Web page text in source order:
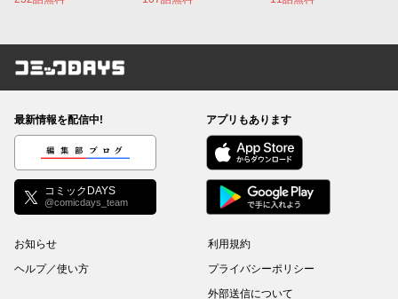
コミックDAYS
最新情報を配信中!
編集部ブログ
コミックDAYS
@comicdays_team
アプリもあります
お知らせ
ヘルプ／使い方
利用規約
プライバシーポリシー
外部送信について